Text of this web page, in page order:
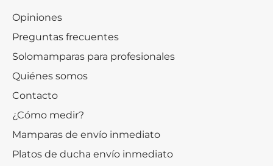
Opiniones
Preguntas frecuentes
Solomamparas para profesionales
Quiénes somos
Contacto
¿Cómo medir?
Mamparas de envío inmediato
Platos de ducha envío inmediato